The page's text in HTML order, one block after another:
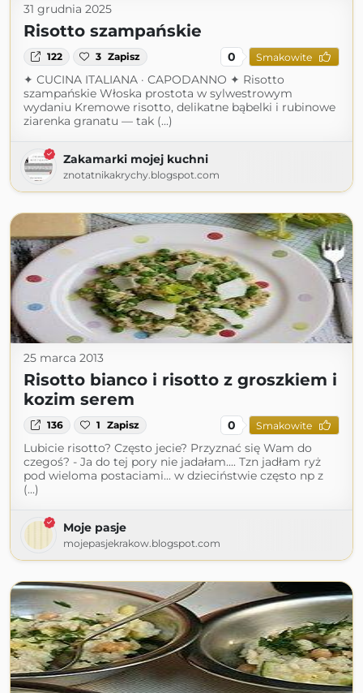
31 grudnia 2025
Risotto szampańskie
122 3 Zapisz 0 Smakowite
✦ CUCINA ITALIANA · CAPODANNO ✦ Risotto
szampańskie Włoska prostota w sylwestrowym
wydaniu Kremowe risotto, delikatne bąbelki i rubinowe
ziarenka granatu — tak (...)
Zakamarki mojej kuchni
znotatnikakrychy.blogspot.com
25 marca 2013
Risotto bianco i risotto z groszkiem i
kozim serem
136 1 Zapisz 0 Smakowite
Lubicie risotto? Często jecie? Przyznać się Wam do
czegoś? - Ja do tej pory nie jadałam.... Tzn jadłam ryż
pod wieloma postaciami... w dzieciństwie często np z
(...)
Moje pasje
mojepasjekrakow.blogspot.com